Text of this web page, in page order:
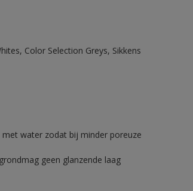
Color Selection Greys, Sikkens
met water zodat bij minder poreuze
geen glanzende laag